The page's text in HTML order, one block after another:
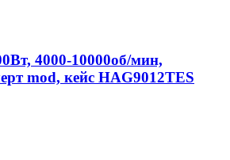
4000-10000об/мин,
mod, кейс HAG9012TES